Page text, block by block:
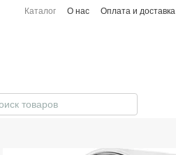
Каталог О нас Оплата и доставка